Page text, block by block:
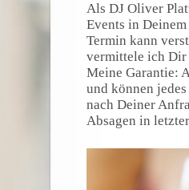
Als DJ Oliver
Events in
Termin kann
vermittele ich Dir
Meine Garantie:
und können
nach Deiner
Absagen in